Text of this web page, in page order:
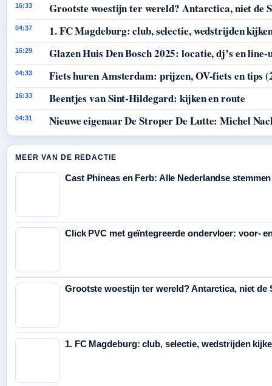
16:33 Grootste woestijn ter wereld? Antarctica, niet de
04:37 1. FC Magdeburg: club, selectie, wedstrijden
16:29 Glazen Huis Den Bosch 2025: locatie, dj’s en line-
04:33 Fiets huren Amsterdam: prijzen, OV-fiets en tips
16:33 Beentjes van Sint-Hildegard: kijken en route
04:31 Nieuwe eigenaar De Stroper De Lutte: Michel
MEER VAN DE REDACTIE
Cast Phineas en Ferb: Alle Nederlandse stemmen
Click PVC met geïntegreerde ondervloer: voor-
Grootste woestijn ter wereld? Antarctica, niet de
1. FC Magdeburg: club, selectie, wedstrijden